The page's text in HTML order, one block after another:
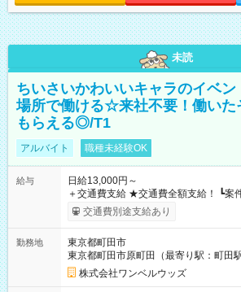
未読
ちいさいかわいいキャラのイベン
場所で働ける☆来社不要！働いた
もらえる◎/T1
アルバイト 職種未経験OK
給与
日給13,000円～
＋交通費支給 ★交通費全額支給！ ┗案件により規定あり ★日払
いOK！（規定あり） ┗働いたその日に
ンビニATMから 日払い分を引き落とせます！ 【試
交通費別途支給あり
勤務地
東京都町田市
東京都町田市原町田（最寄り駅：町田駅
株式会社ワンベルウッズ